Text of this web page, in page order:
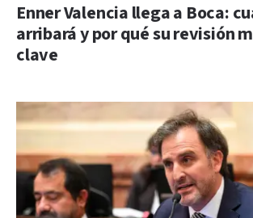
Enner Valencia llega a Boca:
arribará y por qué su revisión
clave